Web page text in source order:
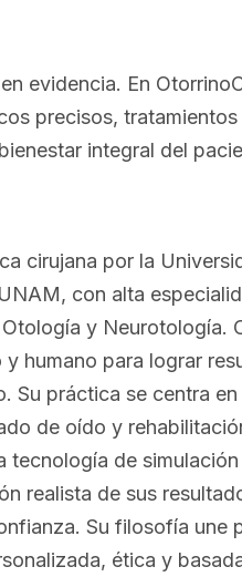
evidencia. En
precisos,
integral del
cirujana por la
con alta
y Neurotología.
humano para lograr
Su práctica se centra
de oído y
tecnología de
realista de sus
Su filosofía une
ética y